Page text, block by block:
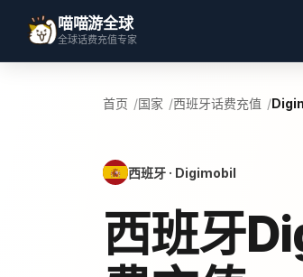
喵喵游全球
全球话费充值专家
首页 国家 西班牙话费充值
西班牙 · Digimobil
西班牙